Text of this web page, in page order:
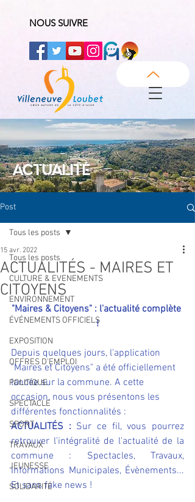
NOUS SUIVRE
ACTUALITÉ
Post
Tous les posts
CULTURE & EVENEMENTS
ENVIRONNEMENT
ÉVÉNEMENTS OFFICIELS
EXPOSITION
OFFRES D'EMPLOI
POLITIQUE
SPECTACLE
SPORT
TRAVAUX
JEUNESSE
SOLIDARITÉ
Tous les posts
ACTUALITÉS - MAIRES ET
CITOYENS
15 avr. 2022
"Maires & Citoyens" : l'actualité complète
!
Depuis quelques jours, l'application
"Maires et Citoyens" a été officiellement
lancée sur la commune. A cette
occasion, nous vous présentons les
différentes fonctionnalités :
ACTUALITÉS : Sur ce fil, vous pourrez
retrouver l'intégralité de l'actualité de la
commune : Spectacles, Travaux,
Informations Municipales, Évènements...
Et sans fake news !